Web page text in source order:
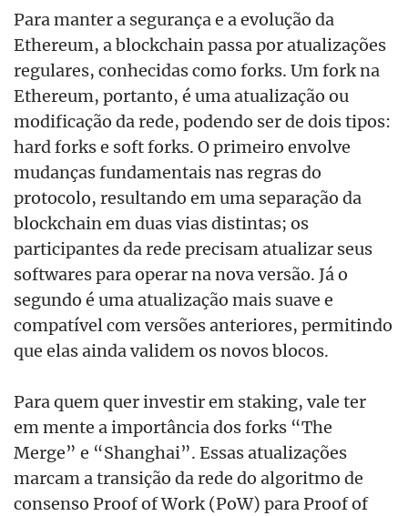
Para manter a segurança e a evolução da
Ethereum, a blockchain passa por atualizações
regulares, conhecidas como forks. Um fork na
Ethereum, portanto, é uma atualização ou
modificação da rede, podendo ser de dois tipos:
hard forks e soft forks. O primeiro envolve
mudanças fundamentais nas regras do
protocolo, resultando em uma separação da
blockchain em duas vias distintas; os
participantes da rede precisam atualizar seus
softwares para operar na nova versão. Já o
segundo é uma atualização mais suave e
compatível com versões anteriores, permitindo
que elas ainda validem os novos blocos.
Para quem quer investir em staking, vale ter
em mente a importância dos forks “The
Merge” e “Shanghai”. Essas atualizações
marcam a transição da rede do algoritmo de
consenso Proof of Work (PoW) para Proof of